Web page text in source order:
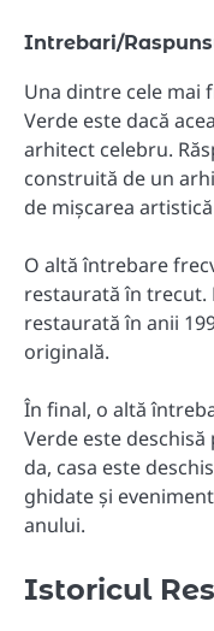
Intrebari/
Una dintre cele mai
Verde este dacă
arhitect celebru.
construită de un
de mișcarea
O altă întrebare
restaurată în trecut.
restaurată în anii
originală.
În final, o altă
Verde este
da, casa este
ghidate și
anului.
Istoricul